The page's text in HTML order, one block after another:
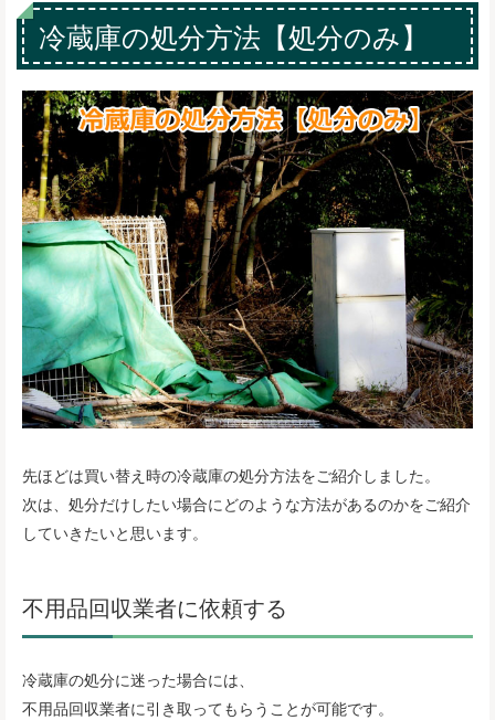
冷蔵庫の処分方法【処分のみ】
先ほどは買い替え時の冷蔵庫の処分方法をご紹介しました。
次は、処分だけしたい場合にどのような方法があるのかをご紹介
していきたいと思います。
不用品回収業者に依頼する
冷蔵庫の処分に迷った場合には、
不用品回収業者に引き取ってもらうことが可能です。